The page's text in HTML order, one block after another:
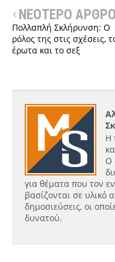
ΝΕΟΤΕΡΟ ΑΡΘΡΟ
Πολλαπλή Σκλήρυνση: Ο
ρόλος της στις σχέσεις,
έρωτα και το σεξ
Η
Ο
για θέματα που τον
βασίζονται σε υλικό
δημοσιεύσεις, οι
δυνατού.